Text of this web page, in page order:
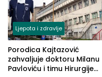
Ljepota i zdravlje
Porodica Kajtazović
zahvaljuje doktoru Milanu
Pavloviću i timu Hirurgije